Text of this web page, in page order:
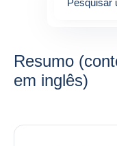
Pesquisar
Resumo
em inglês)